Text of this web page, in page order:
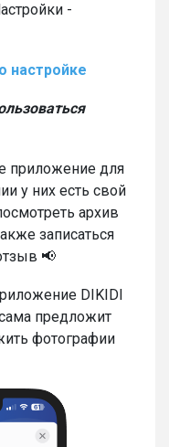
-
настройке
приложение для
у них есть свой
архив
записаться
📢
DIKIDI
предложит
фотографии